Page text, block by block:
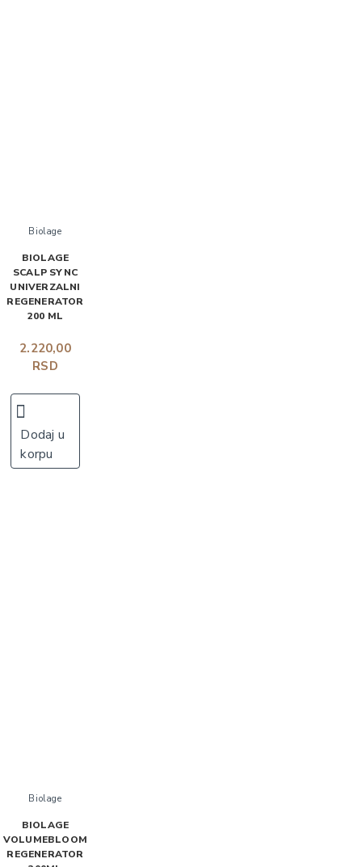
Biolage
BIOLAGE
SCALP SYNC
UNIVERZALNI
REGENERATOR
200 ML
2.220,00
RSD
Dodaj u
korpu
Biolage
BIOLAGE
VOLUMEBLOOM
REGENERATOR